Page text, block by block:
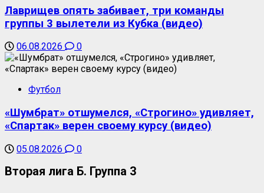
Лаврищев опять забивает, три команды
группы 3 вылетели из Кубка (видео)
06.08.2026 0
Футбол
«Шумбрат» отшумелся, «Строгино» удивляет,
«Спартак» верен своему курсу (видео)
05.08.2026 0
Вторая лига Б. Группа 3